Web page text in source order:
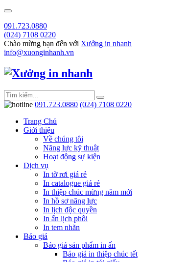
091.723.0880
(024) 7108 0220
Chào mừng bạn đến với Xưởng in nhanh
info@xuonginhanh.vn
091.723.0880 (024) 7108 0220
Trang Chủ
Giới thiệu
Về chúng tôi
Năng lực kỹ thuật
Hoạt động sự kiện
Dịch vụ
In tờ rơi giá rẻ
In catalogue giá rẻ
In thiệp chúc mừng năm mới
In hồ sơ năng lực
In lịch độc quyền
In ấn lịch phôi
In tem nhãn
Báo giá
Báo giá sản phẩm in ấn
Báo giá in thiệp chúc tết